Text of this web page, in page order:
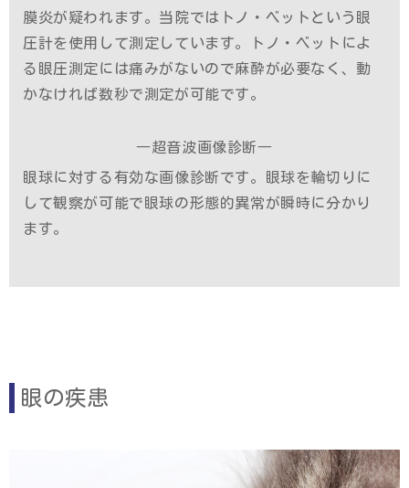
膜炎が疑われます。当院ではトノ・ベットという眼
圧計を使用して測定しています。トノ・ベットによ
る眼圧測定には痛みがないので麻酔が必要なく、動
かなければ数秒で測定が可能です。
―超音波画像診断―
眼球に対する有効な画像診断です。眼球を輪切りに
して観察が可能で眼球の形態的異常が瞬時に分かり
ます。
眼の疾患